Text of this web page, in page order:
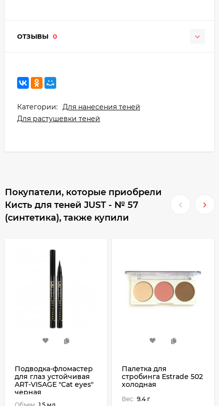
ОТЗЫВЫ 0
Категории: Для нанесения теней
Для растушевки теней
Покупатели, которые приобрели
Кисть для теней JUST - № 57
(синтетика), также купили
Подводка-фломастер
для глаз устойчивая
ART-VISAGE "Cat eyes"
черная
Палетка для
стробинга Estrade 502
холодная
Вес: 9.4 г